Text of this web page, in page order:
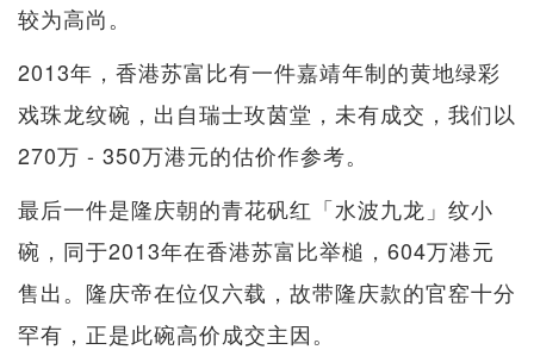
较为高尚。
2013年，香港苏富比有一件嘉靖年制的黄地绿彩
戏珠龙纹碗，出自瑞士玫茵堂，未有成交，我们以
270万 - 350万港元的估价作参考。
最后一件是隆庆朝的青花矾红「水波九龙」纹小
碗，同于2013年在香港苏富比举槌，604万港元
售出。隆庆帝在位仅六载，故带隆庆款的官窑十分
罕有，正是此碗高价成交主因。